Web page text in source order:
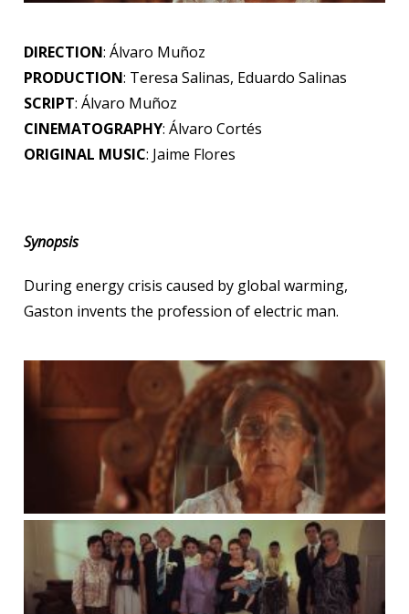
DIRECTION: Álvaro Muñoz
PRODUCTION: Teresa Salinas, Eduardo Salinas
SCRIPT: Álvaro Muñoz
CINEMATOGRAPHY: Álvaro Cortés
ORIGINAL MUSIC: Jaime Flores
Synopsis
During energy crisis caused by global warming,
Gaston invents the profession of electric man.